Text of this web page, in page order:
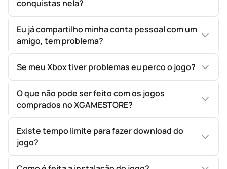
conquistas nela?
Eu já compartilho minha conta pessoal com um
amigo, tem problema?
Se meu Xbox tiver problemas eu perco o jogo?
O que não pode ser feito com os jogos
comprados no XGAMESTORE?
Existe tempo limite para fazer download do
jogo?